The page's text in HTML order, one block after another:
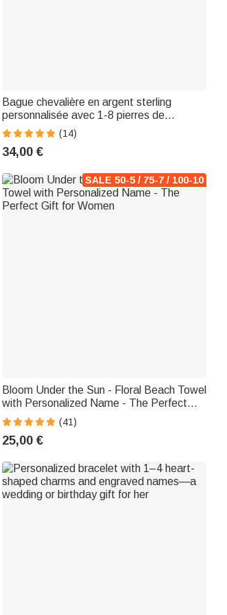
Bague chevalière en argent sterling
personnalisée avec 1-8 pierres de
naissance dans arbre généalogique -
Cadeau anniversaire fête de Mère pour
maman
(14)
34,00 €
SALE 50-5 / 75-7 / 100-10
Bloom Under the Sun - Floral Beach Towel
with Personalized Name - The Perfect
Gift for Women
(41)
25,00 €